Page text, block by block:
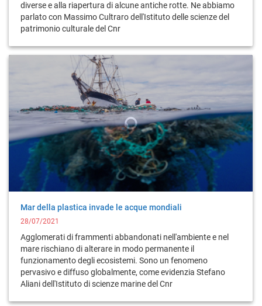
diverse e alla riapertura di alcune antiche rotte. Ne abbiamo
parlato con Massimo Cultraro dell'Istituto delle scienze del
patrimonio culturale del Cnr
Mar della plastica invade le acque mondiali
28/07/2021
Agglomerati di frammenti abbandonati nell'ambiente e nel
mare rischiano di alterare in modo permanente il
funzionamento degli ecosistemi. Sono un fenomeno
pervasivo e diffuso globalmente, come evidenzia Stefano
Aliani dell'Istituto di scienze marine del Cnr